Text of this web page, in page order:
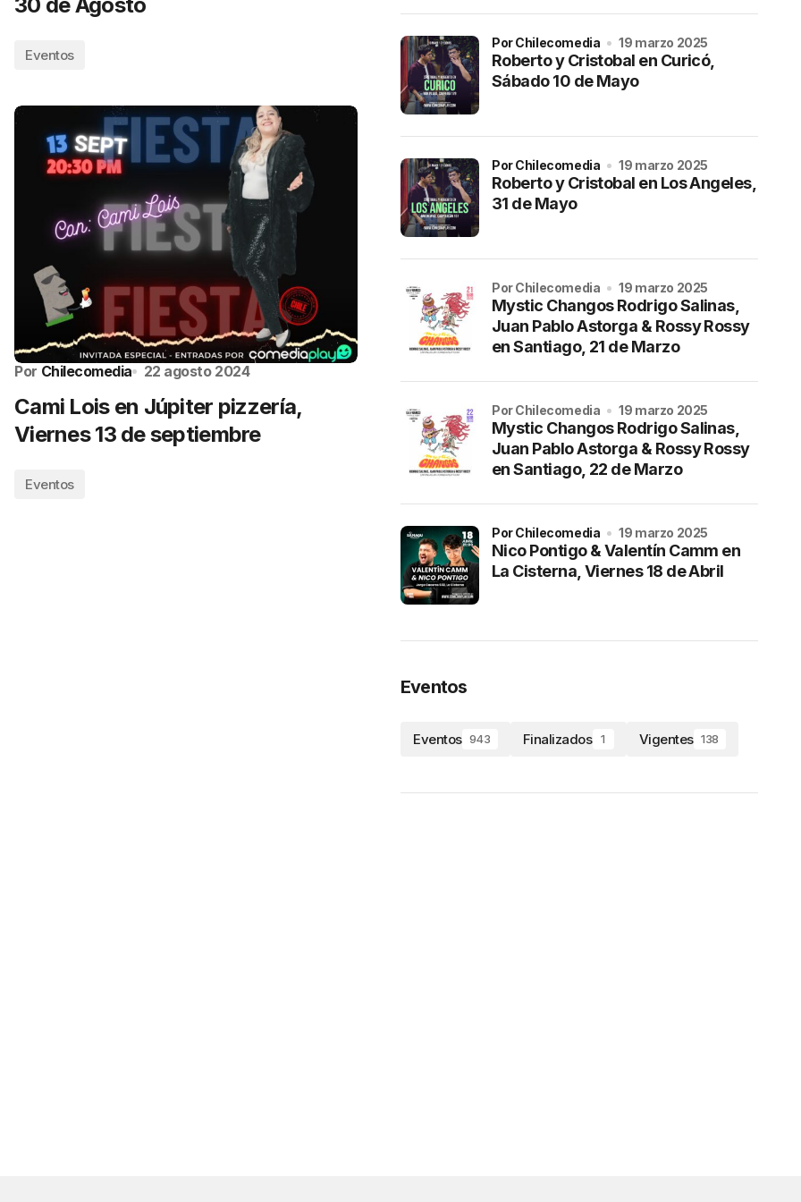
Eventos
Por Chilecomedia 22 agosto 2024
Cami Lois en Júpiter pizzería,
Viernes 13 de septiembre
Eventos
Roberto y Cristobal en Curicó,
Sábado 10 de Mayo
por Chilecomedia 19 marzo 2025
Roberto y Cristobal en Los Angeles,
31 de Mayo
por Chilecomedia 19 marzo 2025
Mystic Changos Rodrigo Salinas,
Juan Pablo Astorga & Rossy Rossy
en Santiago, 21 de Marzo
por Chilecomedia 19 marzo 2025
Mystic Changos Rodrigo Salinas,
Juan Pablo Astorga & Rossy Rossy
en Santiago, 22 de Marzo
por Chilecomedia 19 marzo 2025
Nico Pontigo & Valentín Camm en
La Cisterna, Viernes 18 de Abril
por Chilecomedia 19 marzo 2025
Eventos
Eventos 943 Finalizados 1 Vigentes 138